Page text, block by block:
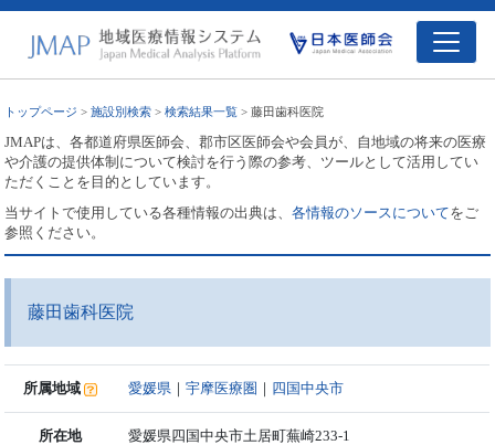
トップページ >施設別検索 >検索結果一覧 > 藤田歯科医院
JMAPは、各都道府県医師会、郡市区医師会や会員が、自地域の将来の医療
や介護の提供体制について検討を行う際の参考、ツールとして活用してい
ただくことを目的としています。
当サイトで使用している各種情報の出典は、各情報のソースについてをご
参照ください。
藤田歯科医院
所属地域 愛媛県 ｜宇摩医療圏 ｜ 四国中央市
所在地 愛媛県四国中央市土居町蕪崎233-1